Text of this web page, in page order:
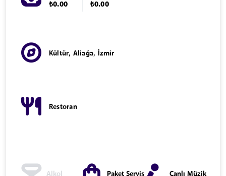
₺0.00
₺0.00
Kültür, Aliağa, İzmir
Restoran
Alkol Paket Servis Canlı Müzik